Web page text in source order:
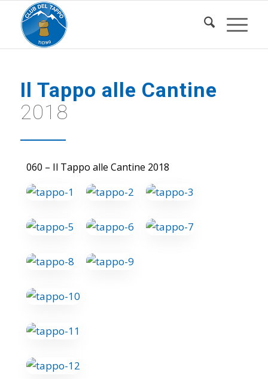
Il Tappo alle Cantine
2018
060 – Il Tappo alle Cantine 2018